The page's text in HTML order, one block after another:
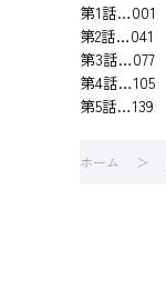
第1話…001
第2話…041
第3話…077
第4話…105
第5話…139
ホーム